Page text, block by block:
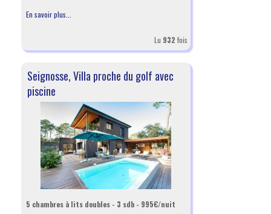
En savoir plus...
Lu 932 fois
Seignosse, Villa proche du golf avec
piscine
5 chambres à lits doubles - 3 sdb - 995€/nuit